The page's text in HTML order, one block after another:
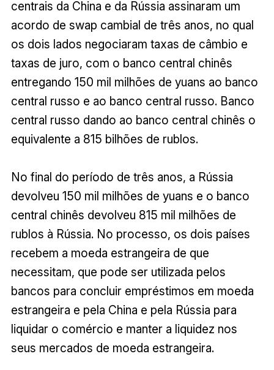
centrais da China e da Rússia assinaram um
acordo de swap cambial de três anos, no qual
os dois lados negociaram taxas de câmbio e
taxas de juro, com o banco central chinês
entregando 150 mil milhões de yuans ao banco
central russo e ao banco central russo. Banco
central russo dando ao banco central chinês o
equivalente a 815 bilhões de rublos.
No final do período de três anos, a Rússia
devolveu 150 mil milhões de yuans e o banco
central chinês devolveu 815 mil milhões de
rublos à Rússia. No processo, os dois países
recebem a moeda estrangeira de que
necessitam, que pode ser utilizada pelos
bancos para concluir empréstimos em moeda
estrangeira e pela China e pela Rússia para
liquidar o comércio e manter a liquidez nos
seus mercados de moeda estrangeira.